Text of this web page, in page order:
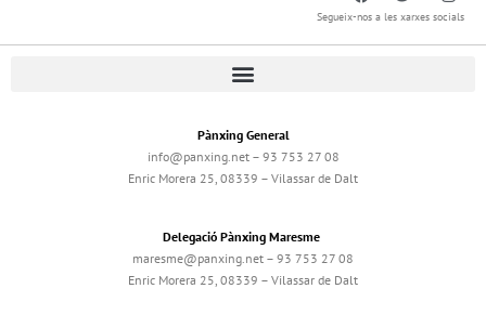
Segueix-nos a les xarxes socials
Pànxing General
info@panxing.net – 93 753 27 08
Enric Morera 25, 08339 – Vilassar de Dalt
Delegació Pànxing Maresme
maresme@panxing.net – 93 753 27 08
Enric Morera 25, 08339 – Vilassar de Dalt